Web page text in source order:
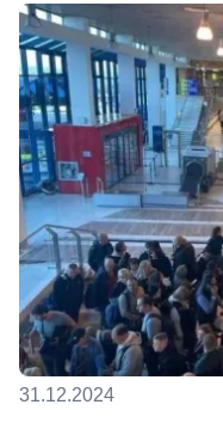
31.12.2024